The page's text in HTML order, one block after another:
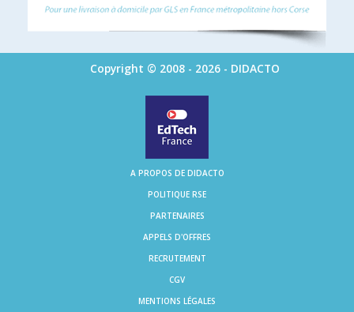
Copyright © 2008 - 2026 - DIDACTO
A PROPOS DE DIDACTO
POLITIQUE RSE
PARTENAIRES
APPELS D'OFFRES
RECRUTEMENT
CGV
MENTIONS LÉGALES